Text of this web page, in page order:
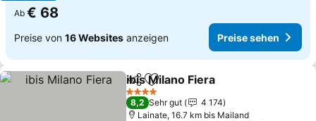
Ab € 68
Preise von 16 Websites anzeigen Preise sehen
TeilenZu Favoriten hinzufügen
ibis Milano Fiera
4 Sterne
8,2 Sehr gut
4 174
Lainate, 16.7 km bis Mailand